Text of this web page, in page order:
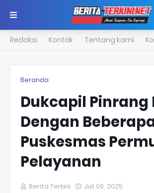
Redaksi Kontak Tentang kami
Beranda
Dukcapil Pinrang
Dengan
Puskesmas
Pelayanan
Berita Terkini Juli 09, 2025